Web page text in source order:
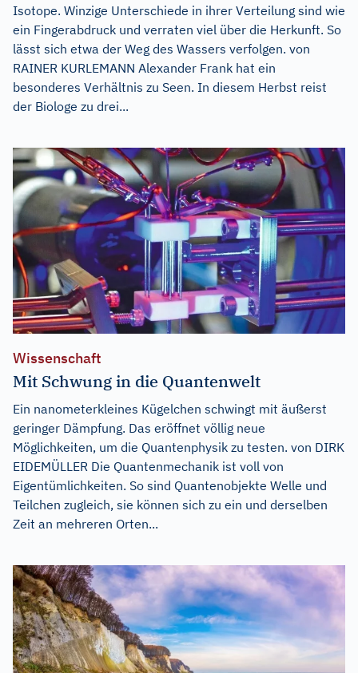
Isotope. Winzige Unterschiede in ihrer Verteilung sind wie
ein Fingerabdruck und verraten viel über die Herkunft. So
lässt sich etwa der Weg des Wassers verfolgen. von
RAINER KURLEMANN Alexander Frank hat ein
besonderes Verhältnis zu Seen. In diesem Herbst reist
der Biologe zu drei...
Wissenschaft
Mit Schwung in die Quantenwelt
Ein nanometerkleines Kügelchen schwingt mit äußerst
geringer Dämpfung. Das eröffnet völlig neue
Möglichkeiten, um die Quantenphysik zu testen. von DIRK
EIDEMÜLLER Die Quantenmechanik ist voll von
Eigentümlichkeiten. So sind Quantenobjekte Welle und
Teilchen zugleich, sie können sich zu ein und derselben
Zeit an mehreren Orten...